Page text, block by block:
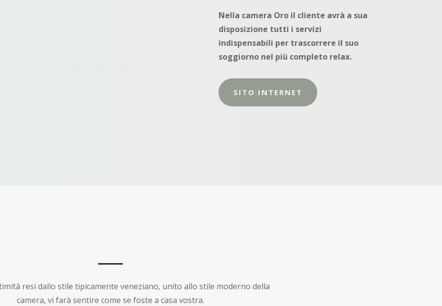
Nella camera Oro il cliente avrà a sua
disposizione tutti i servizi
indispensabili per trascorrere il suo
soggiorno nel più completo relax.
SITO INTERNET
resi dallo stile tipicamente veneziano, unito allo stile moderno della
camera, vi farà sentire come se foste a casa vostra.